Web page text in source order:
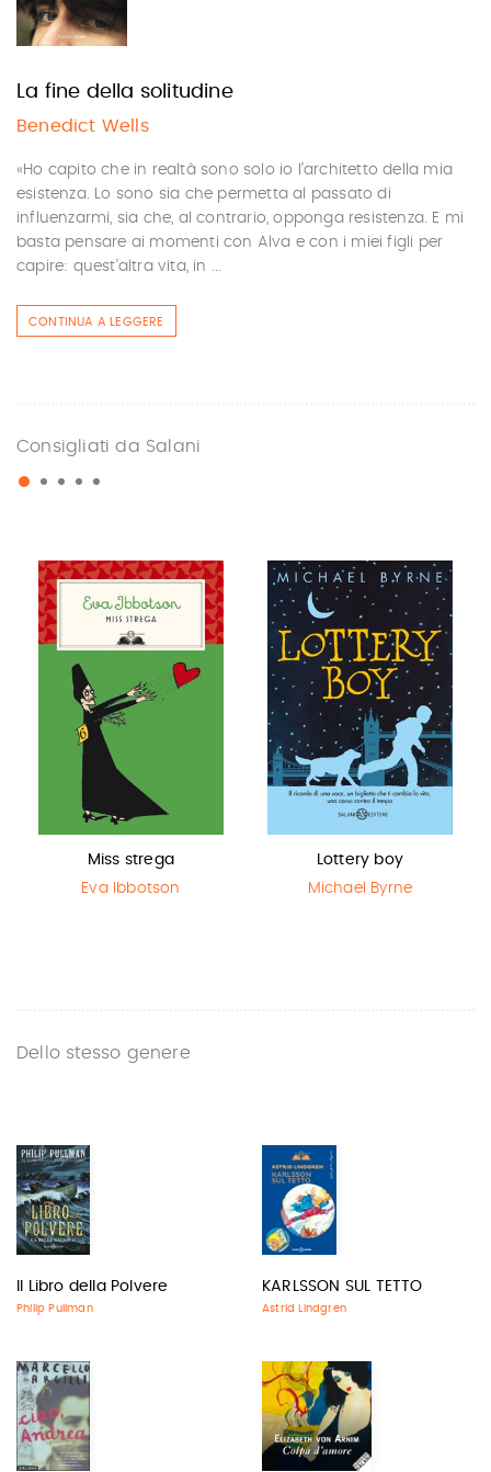
La fine della solitudine
Benedict Wells
«Ho capito che in realtà sono solo io l’architetto della mia
esistenza. Lo sono sia che permetta al passato di
influenzarmi, sia che, al contrario, opponga resistenza. E mi
basta pensare ai momenti con Alva e con i miei figli per
capire: quest’altra vita, in ...
CONTINUA A LEGGERE
Consigliati da Salani
Miss strega
Eva Ibbotson
Lottery boy
Michael Byrne
Dello stesso genere
Il Libro della Polvere
Philip Pullman
KARLSSON SUL TETTO
Astrid Lindgren